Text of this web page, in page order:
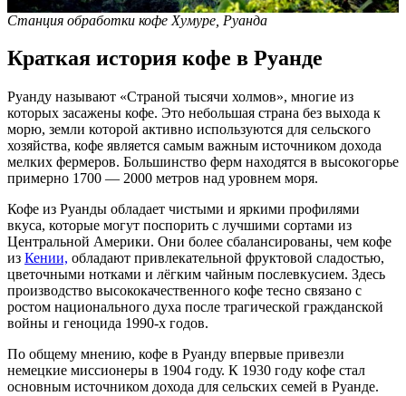
Станция обработки кофе Хумуре, Руанда
Краткая история кофе в Руанде
Руанду называют «Страной тысячи холмов», многие из
которых засажены кофе. Это небольшая страна без выхода к
морю, земли которой активно используются для сельского
хозяйства, кофе является самым важным источником дохода
мелких фермеров. Большинство ферм находятся в высокогорье
примерно 1700 — 2000 метров над уровнем моря.
Кофе из Руанды обладает чистыми и яркими профилями
вкуса, которые могут поспорить с лучшими сортами из
Центральной Америки. Они более сбалансированы, чем кофе
из Кении, обладают привлекательной фруктовой сладостью,
цветочными нотками и лёгким чайным послевкусием. Здесь
производство высококачественного кофе тесно связано с
ростом национального духа после трагической гражданской
войны и геноцида 1990-х годов.
По общему мнению, кофе в Руанду впервые привезли
немецкие миссионеры в 1904 году. К 1930 году кофе стал
основным источником дохода для сельских семей в Руанде.